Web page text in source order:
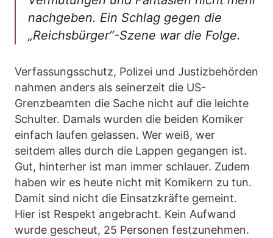
nachgeben. Ein Schlag gegen die
„Reichsbürger“-Szene war die Folge.
Verfassungsschutz, Polizei und Justizbehörden
nahmen anders als seinerzeit die US-
Grenzbeamten die Sache nicht auf die leichte
Schulter. Damals wurden die beiden Komiker
einfach laufen gelassen. Wer weiß, wer
seitdem alles durch die Lappen gegangen ist.
Gut, hinterher ist man immer schlauer. Zudem
haben wir es heute nicht mit Komikern zu tun.
Damit sind nicht die Einsatzkräfte gemeint.
Hier ist Respekt angebracht. Kein Aufwand
wurde gescheut, 25 Personen festzunehmen.